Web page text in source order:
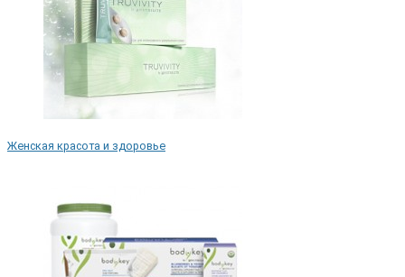
Женская красота и здоровье